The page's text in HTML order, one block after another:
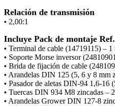
Relación de transmisión
• 2,00:1
Incluye Pack de montaje
• Terminal de cable (14719115) – 1
• Soporte Morse inversor
• Brida de fijación de cable
• Arandelas DIN 125 (5, 6 y 8 mm
• Pasador de aletas DIN-94 1,6-16
• Tuercas DIN 934 M8 zincadas –
• Arandelas Grower DIN 127-8